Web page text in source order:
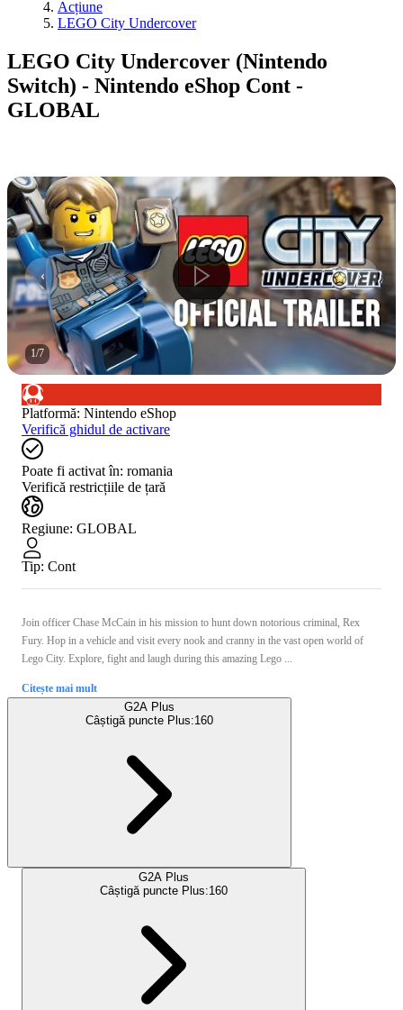
Acțiune
LEGO City Undercover
LEGO City Undercover (Nintendo
Switch) - Nintendo eShop Cont -
GLOBAL
1/7
Platformă: Nintendo eShop
Verifică ghidul de activare
Poate fi activat în: romania
Verifică restricțiile de țară
Regiune: GLOBAL
Tip: Cont
Join officer Chase McCain in his mission to hunt down notorious criminal, Rex
Fury. Hop in a vehicle and visit every nook and cranny in the vast open world of
Lego City. Explore, fight and laugh during this amazing Lego ...
Citește mai mult
G2A Plus
Câștigă puncte Plus:160
G2A Plus
Câștigă puncte Plus:160